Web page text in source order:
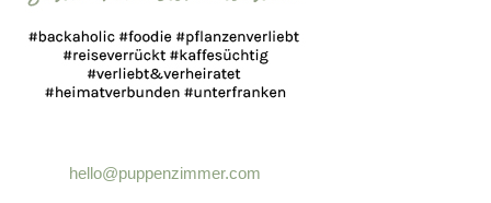
hello@puppenzimmer.com